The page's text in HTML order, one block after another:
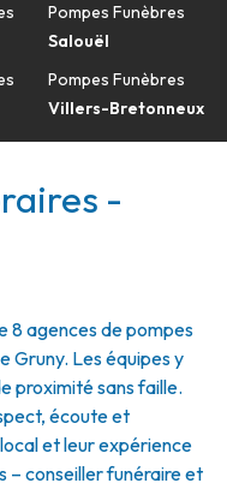
Pompes Funèbres
Salouël
Pompes Funèbres
Villers-Bretonneux
-
8 agences de pompes
Gruny. Les équipes y
proximité sans faille.
écoute et
et leur expérience
– conseiller funéraire et